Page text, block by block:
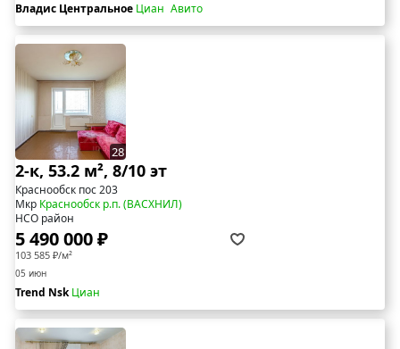
Владис Центральное Циан Авито
28
2-к, 53.2 м², 8/10 эт
Краснообск пос 203
Мкр Краснообск р.п. (ВАСХНИЛ)
НСО район
5 490 000 ₽
103 585 ₽/м²
05 июн
Trend NskЦиан